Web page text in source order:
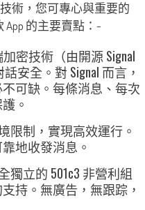
術，您可專心與重要的
的主要賣點：-
密技術（由開源 Signal
安全。對 Signal 而言，
可缺。每條消息、每次
。
限制，實現高效運行。
地收發消息。
獨立的 501c3 非營利組
持。無廣告，無跟踪，